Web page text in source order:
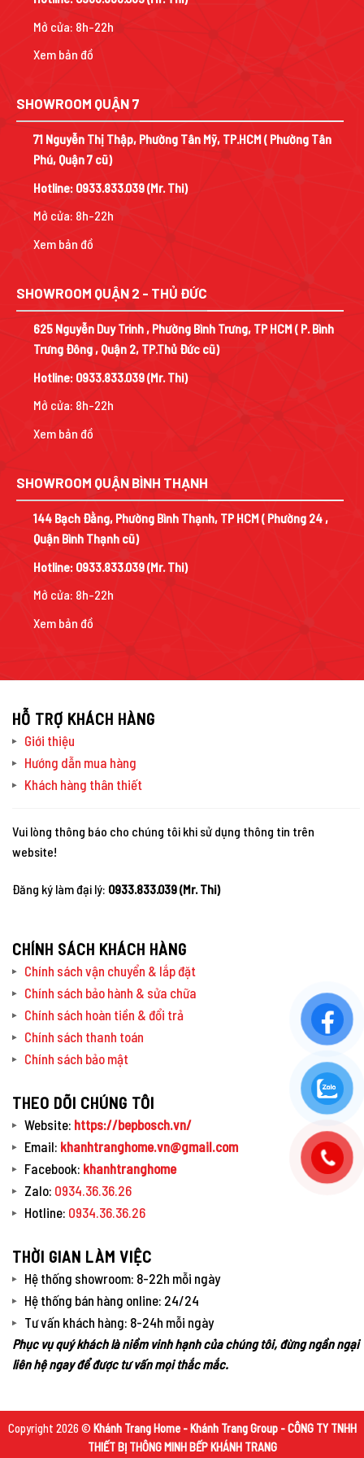
Mở cửa: 8h-22h
Xem bản đồ
SHOWROOM QUẬN 7
71 Nguyễn Thị Thập, Phường Tân Mỹ, TP.HCM ( Phường Tân
Phú, Quận 7 cũ)
Hotline: 0933.833.039(Mr. Thi)
Mở cửa: 8h-22h
Xem bản đồ
SHOWROOM QUẬN 2 - THỦ ĐỨC
625 Nguyễn Duy Trinh , Phường Bình Trưng, TP HCM ( P. Bình
Trưng Đông , Quận 2, TP.Thủ Đức cũ)
Hotline: 0933.833.039(Mr. Thi)
Mở cửa: 8h-22h
Xem bản đồ
SHOWROOM QUẬN BÌNH THẠNH
144 Bạch Đằng, Phường Bình Thạnh, TP HCM ( Phường 24 ,
Quận Bình Thạnh cũ)
Hotline: 0933.833.039(Mr. Thi)
Mở cửa: 8h-22h
Xem bản đồ
HỖ TRỢ KHÁCH HÀNG
Giới thiệu
Hướng dẫn mua hàng
Khách hàng thân thiết
Vui lòng thông báo cho chúng tôi khi sử dụng thông tin trên
website!
Đăng ký làm đại lý: 0933.833.039 (Mr. Thi)
CHÍNH SÁCH KHÁCH HÀNG
Chính sách vận chuyển & lắp đặt
Chính sách bảo hành & sửa chữa
Chính sách hoàn tiền & đổi trả
Chính sách thanh toán
Chính sách bảo mật
THEO DÕI CHÚNG TÔI
Website: https://bepbosch.vn/
Email: khanhtranghome.vn@gmail.com
Facebook: khanhtranghome
Zalo: 0934.36.36.26
Hotline: 0934.36.36.26
THỜI GIAN LÀM VIỆC
Hệ thống showroom: 8-22h mỗi ngày
Hệ thống bán hàng online: 24/24
Tư vấn khách hàng: 8-24h mỗi ngày
Phục vụ quý khách là niềm vinh hạnh của chúng tôi, đừng ngần ngại
liên hệ ngay để được tư vấn mọi thắc mắc.
Copyright 2026 © Khánh Trang Home - Khánh Trang Group - CÔNG TY TNHH
THIẾT BỊ THÔNG MINH BẾP KHÁNH TRANG